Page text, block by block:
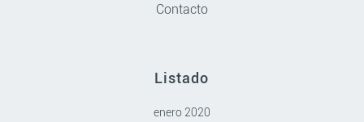
Contacto
Listado
enero 2020